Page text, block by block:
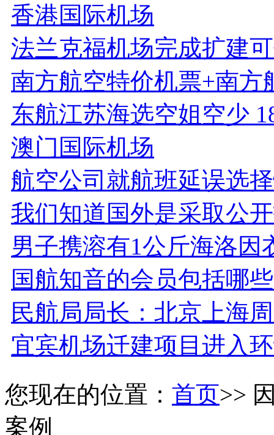
香港国际机场
法兰克福机场完成扩建
南方航空特价机票+南方
东航江苏海选空姐空少
澳门国际机场
航空公司就航班延误选
我们知道国外是采取公
男子携溶有1公斤海洛因
国航知音的会员包括哪
民航局局长：北京上海
宜宾机场迁建项目进入
您现在的位置： 首页>>
案例